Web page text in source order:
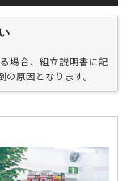
場合、組立説明書に記
原因となります。